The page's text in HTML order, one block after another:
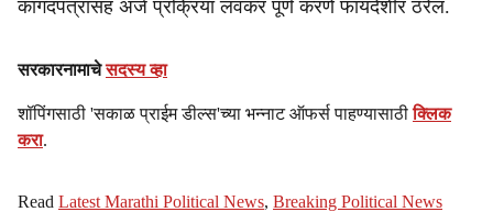
कागदपत्रांसह अर्ज प्रक्रिया लवकर पूर्ण करणे फायदेशीर ठरेल.
सरकारनामाचेसदस्य व्हा
शॉपिंगसाठी 'सकाळ प्राईम डील्स'च्या भन्नाट ऑफर्स पाहण्यासाठीक्लिक
करा.
Read Latest Marathi Political News, Breaking Political News